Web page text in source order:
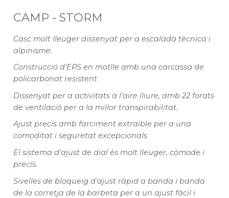
CAMP - STORM
Casc molt lleuger dissenyat per a escalada tècnica i
alpinisme.
Construcció d'EPS en motlle amb una carcassa de
policarbonat resistent
Dissenyat per a activitats a l'aire lliure, amb 22 forats
de ventilació per a la millor transpirabilitat.
Ajust precís amb farciment extraïble per a una
comoditat i seguretat excepcionals
El sistema d'ajust de dial és molt lleuger, còmode i
precís.
Sivelles de bloqueig d'ajust ràpid a banda i banda
de la corretja de la barbeta per a un ajust fàcil i